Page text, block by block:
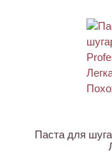
Паста для